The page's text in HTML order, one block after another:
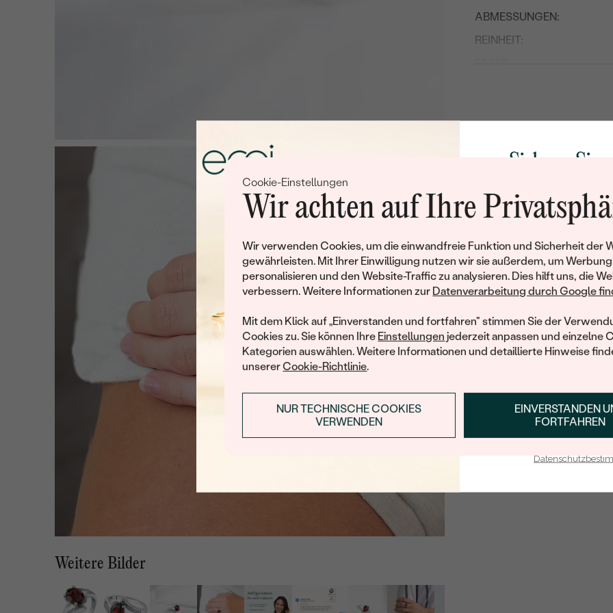
Cookie-Einstellungen
Wir achten auf Ihre
Wir verwenden Cookies, um die einwandfreie Funktion und Sicherheit der
gewährleisten. Mit Ihrer Einwilligung nutzen wir sie außerdem, um Werbung
personalisieren und den Website-Traffic zu analysieren. Dies hilft uns, die
verbessern. Weitere Informationen zur Datenverarbeitung durch Google
Mit dem Klick auf „Einverstanden und fortfahren" stimmen Sie der
Cookies zu. Sie können Ihre Einstellungen jederzeit anpassen und einzelne
Kategorien auswählen. Weitere Informationen und detaillierte Hinweise
unsererCookie-Richtlinie.
EINVERSTANDEN
FORTFAHREN
NUR TECHNISCHE COOKIES
VERWENDEN
Weitere Bilder
ABMESSUNGEN:
REINHEIT:
FORM:
Sichern Sie
Rabatt auf
Werden Sie Teil
und entdecken Sie die
gefertigten Schmucks
Ihren ersten
ANMELDEN &
E-Mail-Adresse je bei uns in